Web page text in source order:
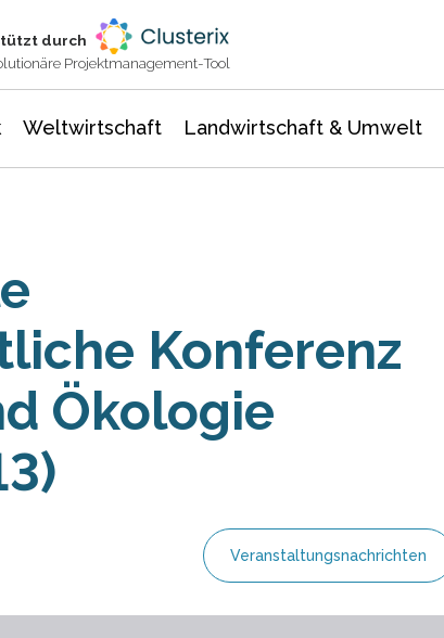
durch
Projektmanagement-Tool
Weltwirtschaft Landwirtschaft & Umwelt
Konferenz
Ökologie
Veranstaltungsnachrichten